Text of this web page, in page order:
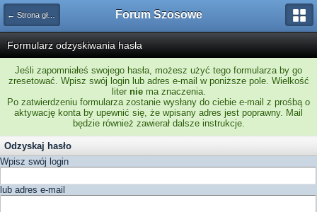
← Strona główna Forum Szosowe
Formularz odzyskiwania hasła
Jeśli zapomniałeś swojego hasła, możesz użyć tego formularza by go
zresetować. Wpisz swój login lub adres e-mail w poniższe pole. Wielkość
liter niema znaczenia.
Po zatwierdzeniu formularza zostanie wysłany do ciebie e-mail z prośbą o
aktywację konta by upewnić się, że wpisany adres jest poprawny. Mail
będzie również zawierał dalsze instrukcje.
Odzyskaj hasło
Wpisz swój login
lub adres e-mail